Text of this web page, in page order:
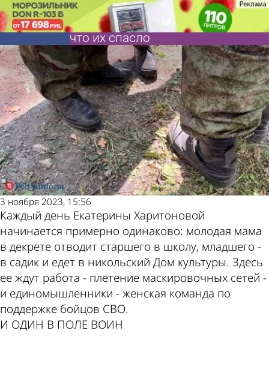
«Дрон летел прямо в блиндаж»:
пензенские бойцы рассказали,
что их спасло
Пензенская
правда
3 ноября 2023, 15:56
Каждый день Екатерины Харитоновой
начинается примерно одинаково: молодая мама
в декрете отводит старшего в школу, младшего -
в садик и едет в никольский Дом культуры. Здесь
ее ждут работа - плетение маскировочных сетей -
и единомышленники - женская команда по
поддержке бойцов СВО.
И ОДИН В ПОЛЕ ВОИН
«Дрон летел прямо в блиндаж»:
пензенские бойцы рассказали,
что их спасло
Пензенская
правда
Также
пресса
пишет
по этой
теме
Погода и
курсы
валют в
Пензе